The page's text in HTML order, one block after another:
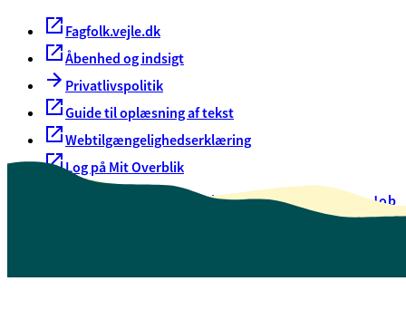
Fagfolk.vejle.dk
Åbenhed og indsigt
Privatlivspolitik
Guide til oplæsning af tekst
Webtilgængelighedserklæring
Log på Mit Overblik
Oversigt over selvbetjeningJob